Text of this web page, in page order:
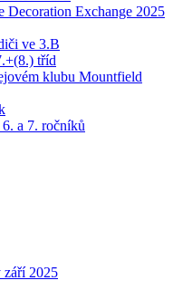
Decoration Exchange 2025
ve 3.B
tříd
klubu Mountfield
a 7. ročníků
září 2025